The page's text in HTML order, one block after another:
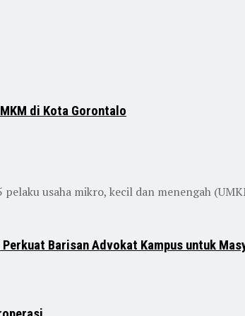
di Kota Gorontalo
pelaku usaha mikro, kecil dan menengah
Perkuat Barisan Advokat Kampus untuk